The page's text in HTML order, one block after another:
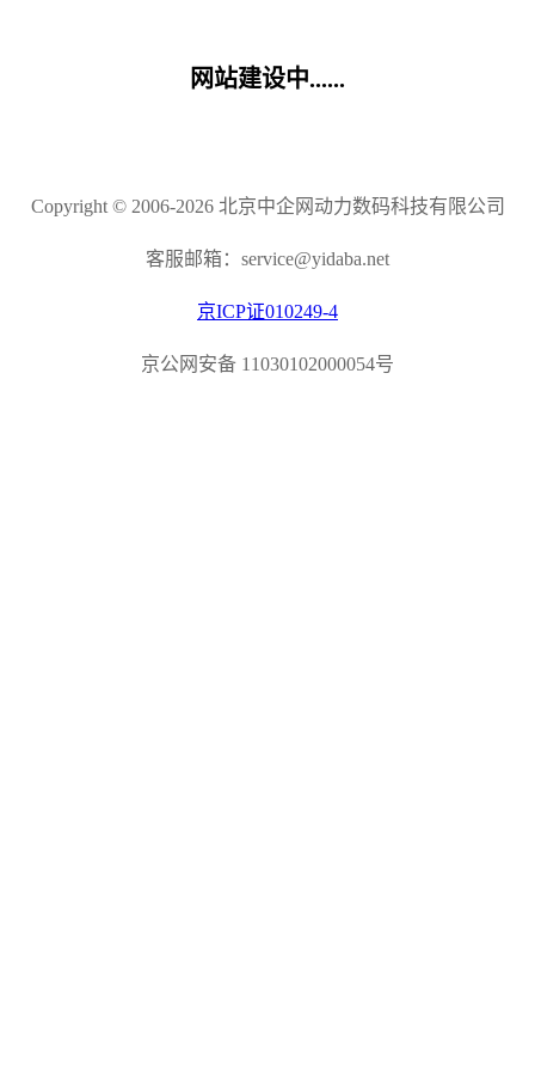
网站建设中......
Copyright © 2006-2026 北京中企网动力数码科技有限公司
客服邮箱：service@yidaba.net
京ICP证010249-4
京公网安备 11030102000054号